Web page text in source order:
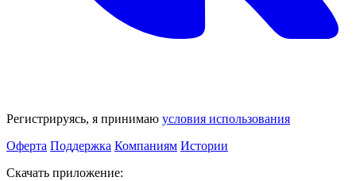
Регистрируясь, я принимаю условия использования
Оферта Поддержка Компаниям Истории
Скачать приложение: